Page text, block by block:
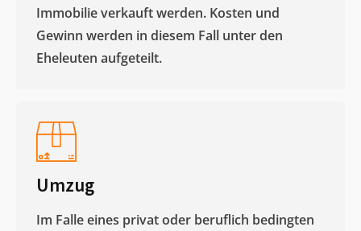
Immobilie verkauft werden. Kosten und
Gewinn werden in diesem Fall unter den
Eheleuten aufgeteilt.​
Umzug
Im Falle eines privat oder beruflich bedingten